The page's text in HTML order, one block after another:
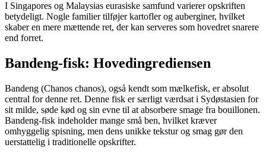
I Singapores og Malaysias eurasiske samfund varierer opskriften
betydeligt. Nogle familier tilføjer kartofler og auberginer, hvilket
skaber en mere mættende ret, der kan serveres som hovedret snarere
end forret.
Bandeng-fisk: Hovedingrediensen
Bandeng (Chanos chanos), også kendt som mælkefisk, er absolut
central for denne ret. Denne fisk er særligt værdsat i Sydøstasien for
sit milde, søde kød og sin evne til at absorbere smage fra bouillonen.
Bandeng-fisk indeholder mange små ben, hvilket kræver
omhyggelig spisning, men dens unikke tekstur og smag gør den
uerstattelig i traditionelle opskrifter.